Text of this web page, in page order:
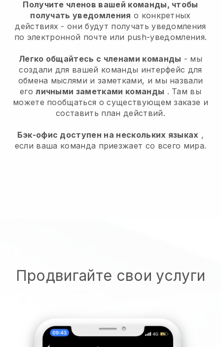
Получите членов вашей команды, чтобы
получать уведомления о конкретных
действиях - они будут получать уведомления
по электронной почте или push-уведомления.
Легко общайтесь с членами команды - мы
создали для вашей команды интерфейс для
обмена мыслями и заметками, и мы назвали
еголичными заметками команды . Там вы
можете пообщаться о существующем заказе и
составить план действий.
Бэк-офис доступен на нескольких языках ,
если ваша команда приезжает со всего мира.
Продвигайте свои услуги